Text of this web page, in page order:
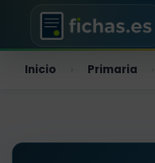
Inicio Primaria